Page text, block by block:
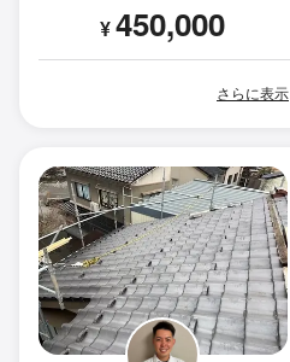
¥450,000
さらに表示